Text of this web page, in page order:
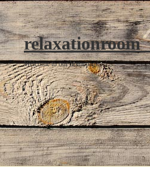
Welcome to our homepage